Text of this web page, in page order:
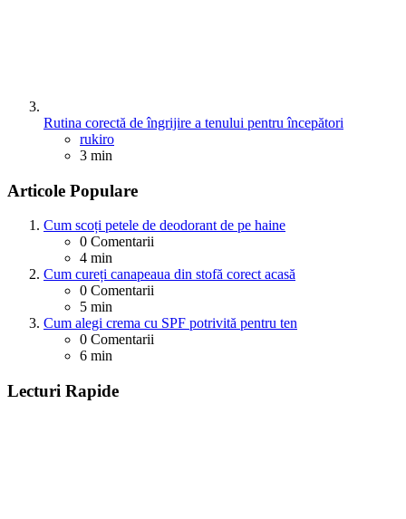
Rutina corectă de îngrijire a tenului pentru începători
Posted
rukiro
3 min
Articole Populare
Cum scoți petele de deodorant de pe haine
0 Comentarii
4 min
Cum cureți canapeaua din stofă corect acasă
0 Comentarii
5 min
Cum alegi crema cu SPF potrivită pentru ten
0 Comentarii
6 min
Lecturi Rapide